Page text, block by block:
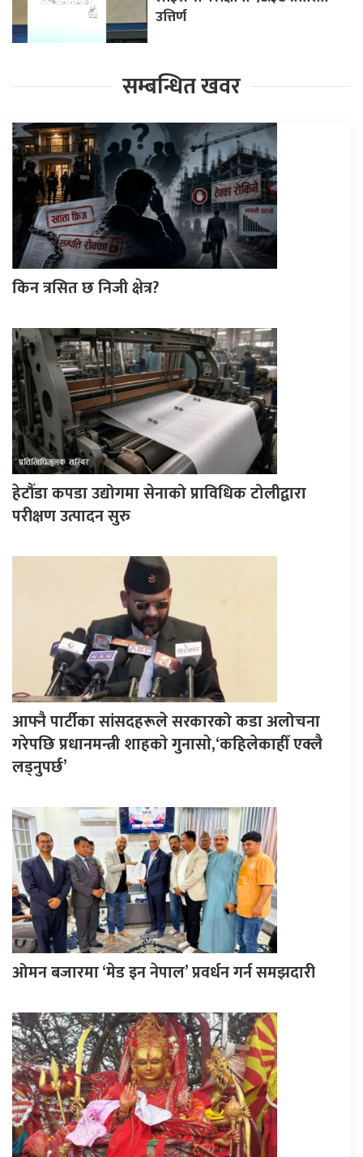
उत्तिर्ण
सम्बन्धित खवर
किन त्रसित छ निजी क्षेत्र?
हेटौँडा कपडा उद्योगमा सेनाको प्राविधिक टोलीद्वारा
परीक्षण उत्पादन सुरु
आफ्नै पार्टीका सांसदहरूले सरकारको कडा अलोचना
गरेपछि प्रधानमन्त्री शाहकाे गुनासाे,‘कहिलेकाहीँ एक्लै
लड्नुपर्छ’
ओमन बजारमा ‘मेड इन नेपाल’ प्रवर्धन गर्न समझदारी